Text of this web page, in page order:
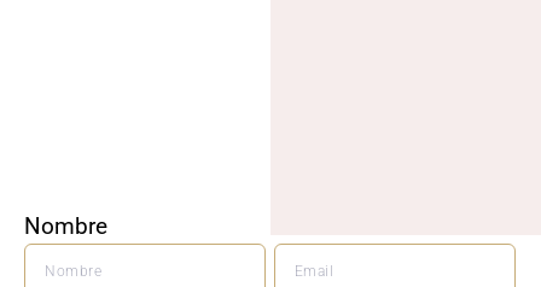
Nombre